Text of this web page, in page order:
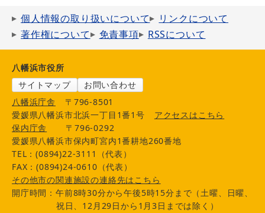
個人情報の取り扱いについて
リンクについて
著作権について
免責事項 RSSについて
八幡浜市役所
サイトマップ
お問い合わせ
八幡浜庁舎
〒796-8501
愛媛県八幡浜市北浜一丁目1番1号
アクセスはこちら
保内庁舎
〒796-0292
愛媛県八幡浜市保内町宮内1番耕地260番地
TEL：(0894)22-3111（代表）
FAX：(0894)24-0610（代表）
その他市の関連施設の連絡先はこちら
開庁時間：午前8時30分から午後5時15分まで（土曜、日曜、
祝日、12月29日から1月3日までは除く）